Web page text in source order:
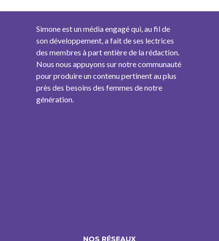
Simone est un média engagé qui, au fil de
son développement, a fait de ses lectrices
des membres à part entière de la rédaction.
Nous nous appuyons sur notre communauté
pour produire un contenu pertinent au plus
près des besoins des femmes de notre
génération.
NOS RÉSEAUX